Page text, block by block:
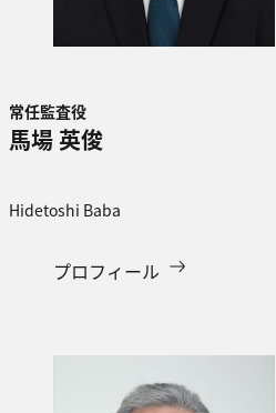
常任監査役
馬場 英俊
Hidetoshi Baba
プロフィール